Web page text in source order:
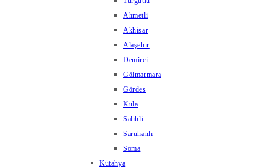
Ahmetli
Akhisar
Alaşehir
Demirci
Gölmarmara
Gördes
Kula
Salihli
Saruhanlı
Soma
Kütahya